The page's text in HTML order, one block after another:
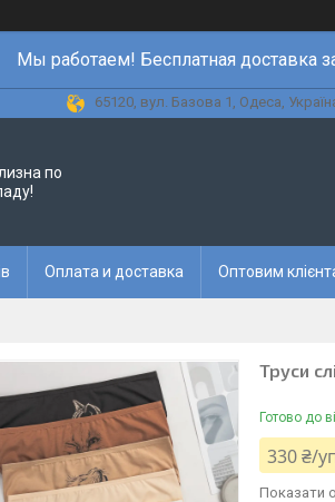
Мы работаем! Бесплатная доставка
65120, вул. Базова 1, Одеса,
по
Оплата и доставка Оптовим
Труси
Готово до
330 ₴/
Показати